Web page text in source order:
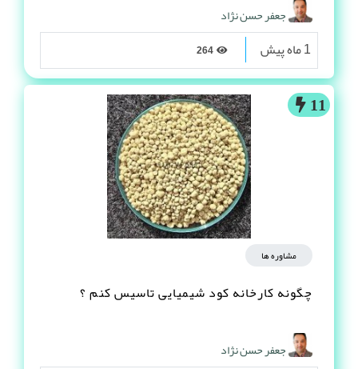
جعفر حسن نژاد
1 ماه پیش
11
مشاوره ها
چگونه کارخانه کود شیمیایی تاسیس کنم ؟
جعفر حسن نژاد